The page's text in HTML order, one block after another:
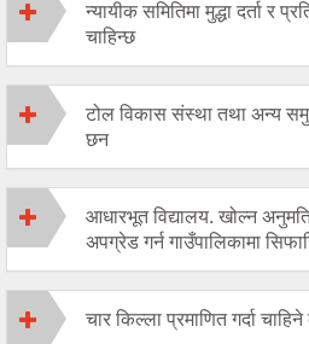
न्यायीक समितिमा मुद्धा दर्ता र
चाहिन्छ
टोल विकास संस्था तथा अन्य
छन
आधारभूत विद्यालय. खोल्न
अपग्रेड गर्न गाउँपालिकामा
चार किल्ला प्रमाणित गर्दा